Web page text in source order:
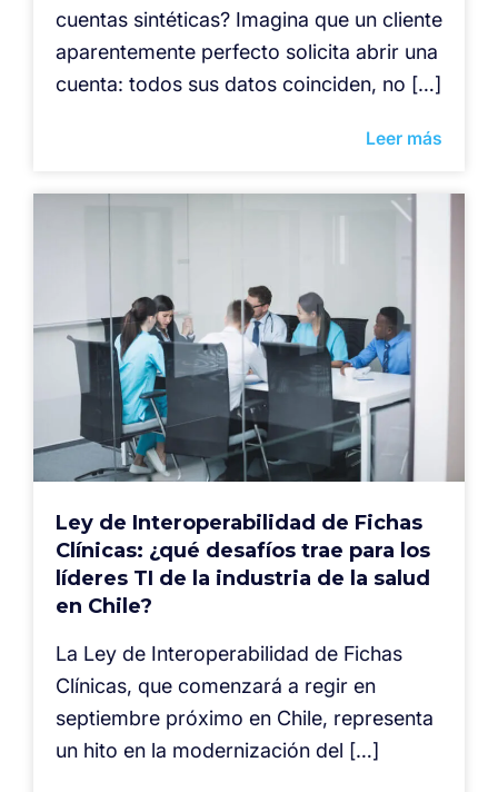
cuentas sintéticas? Imagina que un cliente
aparentemente perfecto solicita abrir una
cuenta: todos sus datos coinciden, no […]
Leer más
Ley de Interoperabilidad de Fichas
Clínicas: ¿qué desafíos trae para los
líderes TI de la industria de la salud
en Chile?
La Ley de Interoperabilidad de Fichas
Clínicas, que comenzará a regir en
septiembre próximo en Chile, representa
un hito en la modernización del […]